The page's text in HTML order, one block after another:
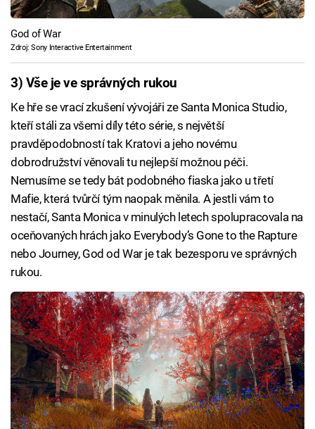
God of War
Zdroj: Sony Interactive Entertainment
3) Vše je ve správných rukou
Ke hře se vrací zkušení vývojáři ze Santa Monica Studio,
kteří stáli za všemi díly této série, s největší
pravděpodobností tak Kratovi a jeho novému
dobrodružství věnovali tu nejlepší možnou péči.
Nemusíme se tedy bát podobného fiaska jako u třetí
Mafie, která tvůrčí tým naopak měnila. A jestli vám to
nestačí, Santa Monica v minulých letech spolupracovala na
oceňovaných hrách jako Everybody’s Gone to the Rapture
nebo Journey, God od War je tak bezesporu ve správných
rukou.